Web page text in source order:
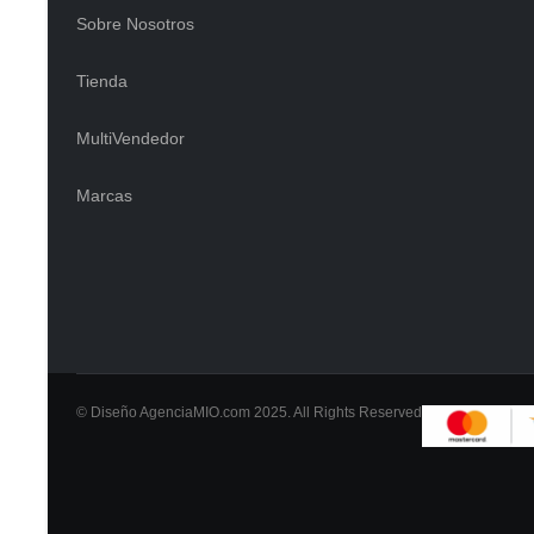
Sobre Nosotros
Tienda
MultiVendedor
Marcas
© Diseño AgenciaMIO.com 2025. All Rights Reserved